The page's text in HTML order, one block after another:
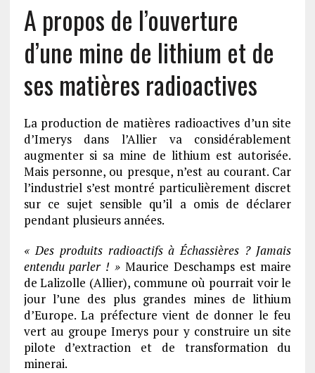
A propos de l’ouverture
d’une mine de lithium et de
ses matières radioactives
La production de matières radioactives d’un site
d’Imerys dans l’Allier va considérablement
augmenter si sa mine de lithium est autorisée.
Mais personne, ou presque, n’est au courant. Car
l’industriel s’est montré particulièrement discret
sur ce sujet sensible qu’il a omis de déclarer
pendant plusieurs années.
« Des produits radioactifs à Échassières ? Jamais
entendu parler ! » Maurice Deschamps est maire
de Lalizolle (Allier), commune où pourrait voir le
jour l’une des plus grandes mines de lithium
d’Europe. La préfecture vient de donner le feu
vert au groupe Imerys pour y construire un site
pilote d’extraction et de transformation du
minerai.